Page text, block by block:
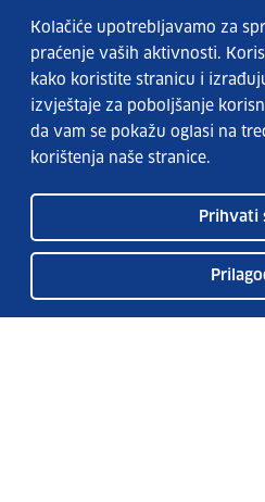
Kolačiće upotrebljavamo za
praćenje vaših aktivnosti.
kako koristite stranicu i
izvještaje za poboljšanje
da vam se pokažu oglasi na
korištenja naše stranice.
Prihvati